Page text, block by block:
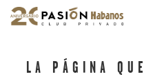
LA PÁGINA QUE